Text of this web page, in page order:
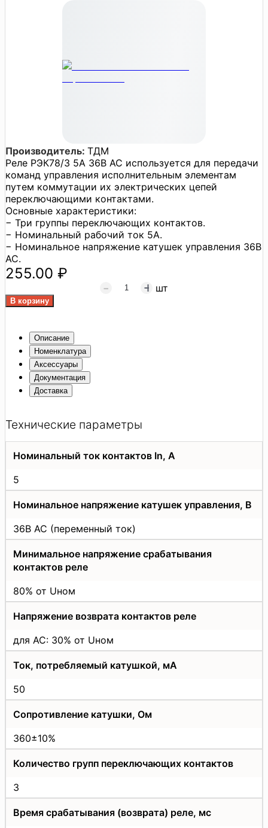
Производитель: ТДМ
Реле РЭК78/3 5А 36В АС используется для передачи
команд управления исполнительным элементам
путем коммутации их электрических цепей
переключающими контактами.
Основные характеристики:
− Три группы переключающих контактов.
− Номинальный рабочий ток 5А.
− Номинальное напряжение катушек управления 36В
AC.
255.00 ₽
шт
Описание
Номенклатура
Аксессуары
Документация
Доставка
Технические параметры
Номинальный ток контактов In, A
5
Номинальное напряжение катушек управления, В
36В AC (переменный ток)
Минимальное напряжение срабатывания
контактов реле
80% от Uном
Напряжение возврата контактов реле
для АС: 30% от Uном
Ток, потребляемый катушкой, мА
50
Сопротивление катушки, Ом
360±10%
Количество групп переключающих контактов
3
Время срабатывания (возврата) реле, мс